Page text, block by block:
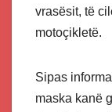
vrasësit, të
motoçikletë.
Sipas
maska kanë